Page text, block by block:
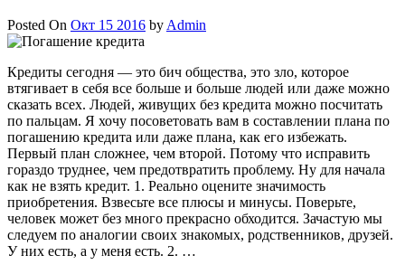
Posted On Окт 15 2016 by Admin
Кредиты сегодня — это бич общества, это зло, которое
втягивает в себя все больше и больше людей или даже можно
сказать всех. Людей, живущих без кредита можно посчитать
по пальцам. Я хочу посоветовать вам в составлении плана по
погашению кредита или даже плана, как его избежать.
Первый план сложнее, чем второй. Потому что исправить
гораздо труднее, чем предотвратить проблему. Ну для начала
как не взять кредит. 1. Реально оцените значимость
приобретения. Взвесьте все плюсы и минусы. Поверьте,
человек может без много прекрасно обходится. Зачастую мы
следуем по аналогии своих знакомых, родственников, друзей.
У них есть, а у меня есть. 2. …